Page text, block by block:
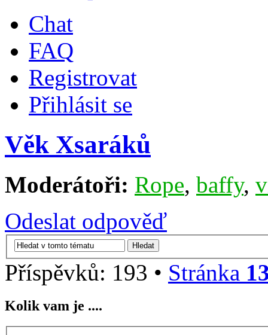
Chat
FAQ
Registrovat
Přihlásit se
Věk Xsaráků
Moderátoři: Rope, baffy,
Odeslat odpověď
Příspěvků: 193 • Stránka
Kolik vam je ....